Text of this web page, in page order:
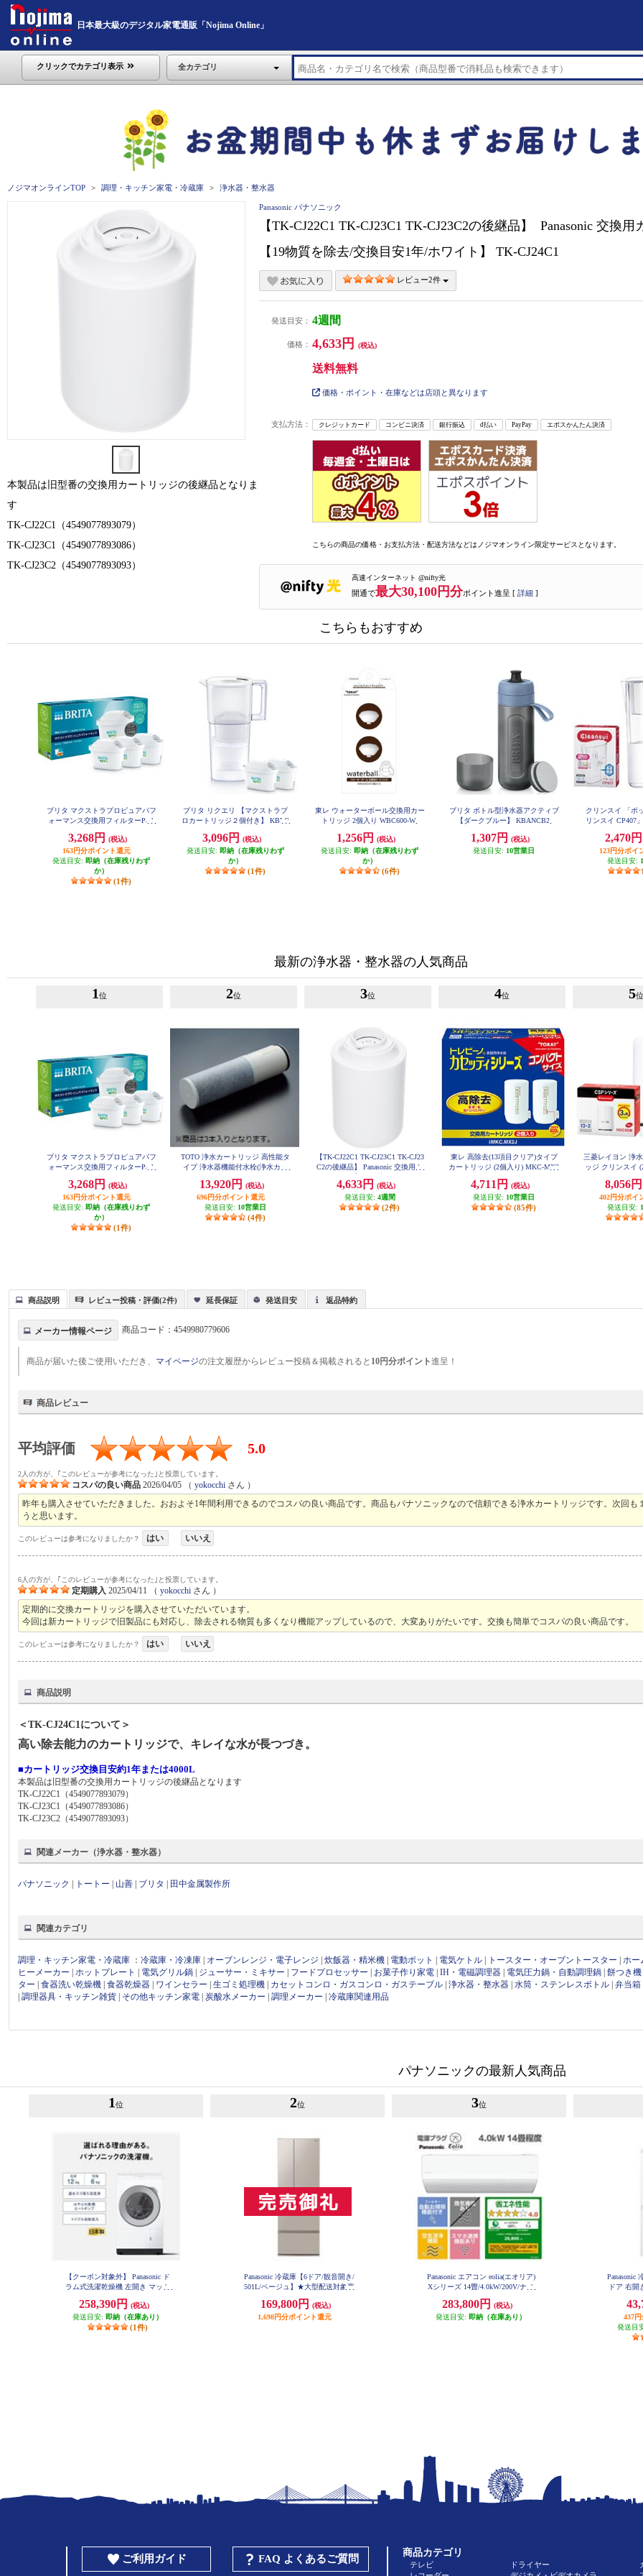
日本最大級のデジタル家電通販「Nojima Online」
クリックでカテゴリ表示 全カテゴリ
ノジマオンラインTOP 調理・キッチン家電・冷蔵庫 浄水器・整水器
本製品は旧型番の交換用カートリッジの後継品となりま
す
TK-CJ22C1（4549077893079）
TK-CJ23C1（4549077893086）
TK-CJ23C2（4549077893093）
Panasonic パナソニック
【TK-CJ22C1 TK-CJ23C1 TK-CJ23C2の後継品】 Panasonic 交換用
【19物質を除去/交換目安1年/ホワイト】 TK-CJ24C1
レビュー2件
発送目安： 4週間
価格： 4,633円 (税込)
送料無料
価格・ポイント・在庫などは店頭と異なります
支払方法： クレジットカード コンビニ決済 銀行振込 d払い PayPay エポスかんたん決済
こちらの商品の価格・お支払方法・配送方法などはノジマオンライン限定サービスとなります。
高速インターネット @nifty光
開通で最大30,100円分ポイント進呈 [ 詳細 ]
こちらもおすすめ
ブリタ マクストラプロピュアパフ
ォーマンス交換用フィルターPack
3,268円
(税込)
163円分ポイント還元
発送目安: 即納（在庫残りわず
か）
(1件)
ブリタ リクエリ 【マクストラプ
ロカートリッジ２個付き】 KBLQ
3,096円
(税込)
発送目安: 即納（在庫残りわず
か）
(1件)
東レ ウォーターボール交換用カー
トリッジ 2個入り WBC600-W
1,256円
(税込)
発送目安: 即納（在庫残りわず
か）
(6件)
ブリタ ボトル型浄水器アクティブ
【ダークブルー】 KBANCB2
1,307円
(税込)
発送目安: 10営業日
クリンスイ 「ポ
リンスイ CP407
2,470円
123円分ポイ
発送目安:
最新の浄水器・整水器の人気商品
1 位
ブリタ マクストラプロピュアパフ
ォーマンス交換用フィルターPack
3,268円
(税込)
163円分ポイント還元
発送目安: 即納（在庫残りわず
か）
(1件)
2位
TOTO 浄水カートリッジ 高性能タ
イプ 浄水器機能付水栓(浄水カー
0L使用時) TH6583
13,920円
(税込)
696円分ポイント還元
発送目安: 10営業日
(4件)
3位
【TK-CJ22C1 TK-CJ23C1 TK-CJ23
C2の後継品】 Panasonic 交換用カ
安1年/ホワイト】 TK-CJ24C1
4,633円
(税込)
発送目安: 4週間
(2件)
4位
東レ 高除去(13項目クリア)タイプ
カートリッジ (2個入り) MKC-MX2
4,711円
(税込)
発送目安: 10営業日
(85件)
5位
三菱レイヨン 浄
ッジ クリンスイ
8,056円
402円分ポイ
発送目安:
商品説明 レビュー投稿・評価(2件) 延長保証 発送目安 返品特約
メーカー情報ページ 商品コード：4549980779606
商品が届いた後ご使用いただき、 マイページの注文履歴からレビュー投稿＆掲載されると 10円分ポイント進呈！
商品レビュー
平均評価 5.0
2人の方が、｢このレビューが参考になった｣と投票しています。
コスパの良い商品 2026/04/05 （yokocchi さん ）
昨年も購入させていただきました。おおよそ1年間利用できるのでコスパの良い商品です。商品もパナソニックなので信頼できる浄水カートリッジです。次回も
うと思います。
このレビューは参考になりましたか？ はい いいえ
6人の方が、｢このレビューが参考になった｣と投票しています。
定期購入 2025/04/11 （yokocchi さん ）
定期的に交換カートリッジを購入させていただいています。
今回は新カートリッジで旧製品にも対応し、除去される物質も多くなり機能アップしているので、大変ありがたいです。交換も簡単でコスパの良い商品です。
このレビューは参考になりましたか？ はい いいえ
商品説明
＜TK-CJ24C1について＞
高い除去能力のカートリッジで、キレイな水が長つづき。
■カートリッジ交換目安約1年または4000L
本製品は旧型番の交換用カートリッジの後継品となります
TK-CJ22C1（4549077893079）
TK-CJ23C1（4549077893086）
TK-CJ23C2（4549077893093）
関連メーカー（浄水器・整水器）
パナソニック トートー 山善 ブリタ 田中金属製作所
関連カテゴリ
調理・キッチン家電・冷蔵庫 ：冷蔵庫・冷凍庫 オーブンレンジ・電子レンジ |炊飯器・精米機 電動ポット 電気ケトル トースター・オーブントースター |ホー
ヒーメーカー |ホットプレート 電気グリル鍋 ジューサー・ミキサー フードプロセッサー お菓子作り家電 |IH・電磁調理器 電気圧力鍋・自動調理鍋 |餅つき機
ター |食器洗い乾燥機 |食器乾燥器 ワインセラー |生ゴミ処理機 カセットコンロ・ガスコンロ・ガステーブル |浄水器・整水器 |水筒・ステンレスボトル |弁当箱
|調理器具・キッチン雑貨 その他キッチン家電 |炭酸水メーカー |調理メーカー |冷蔵庫関連用品
パナソニックの最新人気商品
1 位
【クーポン対象外】 Panasonic ド
ラム式洗濯乾燥機 左開き マット
LX127EL-W
258,390円
(税込)
発送目安: 即納（在庫あり）
(1件)
2位
Panasonic 冷蔵庫【6ドア/観音開き/
501L/ベージュ】★大型配送対象商
169,800円
(税込)
1,698円分ポイント還元
3位
Panasonic エアコン eolia(エオリア)
Xシリーズ 14畳/4.0kW/200V/ナノ
付/W/2026年度 CS-X406D2-ESET
283,800円
(税込)
発送目安: 即納（在庫あり）
Panasonic
ドア 右開
437
発送目
ご利用ガイド FAQ よくあるご質問
商品カテゴリ
テレビ
ドライヤー